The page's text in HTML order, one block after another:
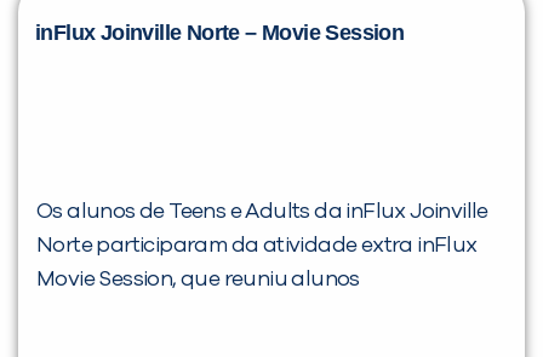
inFlux Joinville Norte – Movie Session
Os alunos de Teens e Adults da inFlux Joinville
Norte participaram da atividade extra inFlux
Movie Session, que reuniu alunos